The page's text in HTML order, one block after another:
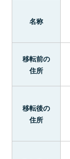
名称
移転前の
住所
移転後の
住所